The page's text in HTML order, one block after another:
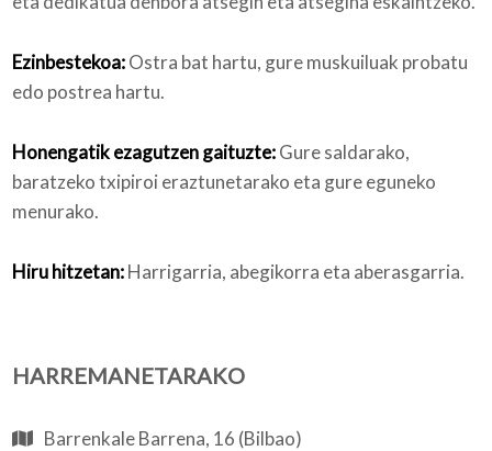
Ezinbestekoa:Ostra bat hartu, gure muskuiluak probatu
edo postrea hartu.
Honengatik ezagutzen gaituzte:Gure saldarako,
baratzeko txipiroi eraztunetarako eta gure eguneko
menurako.
Hiru hitzetan:Harrigarria, abegikorra eta aberasgarria.
HARREMANETARAKO
Barrenkale Barrena, 16 (Bilbao)